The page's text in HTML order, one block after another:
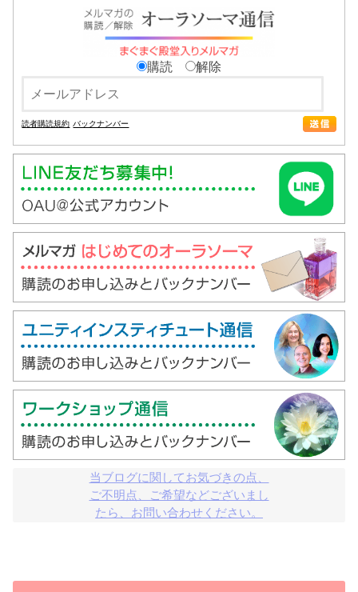
購読 解除
読者購読規約 バックナンバー
当ブログに関してお気づきの点、
ご不明点、ご希望などございまし
たら、お問い合わせください。